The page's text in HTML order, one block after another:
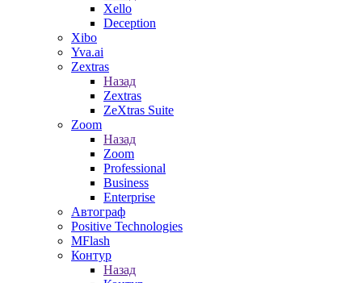
Xello
Deception
Xibo
Yva.ai
Zextras
Назад
Zextras
ZeXtras Suite
Zoom
Назад
Zoom
Professional
Business
Enterprise
Автограф
Positive Technologies
MFlash
Контур
Назад